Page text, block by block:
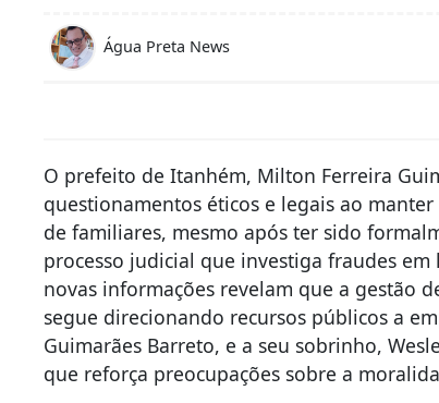
Água Preta News
O prefeito de Itanhém, Milton Ferreira
questionamentos éticos e legais ao
de familiares, mesmo após ter sido
processo judicial que investiga fraudes
novas informações revelam que a gestão
segue direcionando recursos públicos a
Guimarães Barreto, e a seu sobrinho,
que reforça preocupações sobre a